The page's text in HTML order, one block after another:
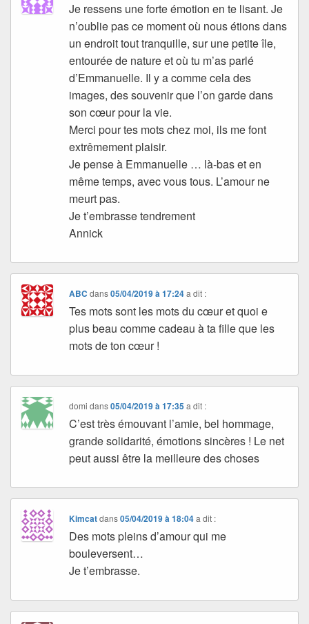
Je ressens une forte émotion en te lisant. Je
n’oublie pas ce moment où nous étions dans
un endroit tout tranquille, sur une petite île,
entourée de nature et où tu m’as parlé
d’Emmanuelle. Il y a comme cela des
images, des souvenir que l’on garde dans
son cœur pour la vie.
Merci pour tes mots chez moi, ils me font
extrêmement plaisir.
Je pense à Emmanuelle … là-bas et en
même temps, avec vous tous. L’amour ne
meurt pas.
Je t’embrasse tendrement
Annick
ABC dans05/04/2019 à 17:24 a dit :
Tes mots sont les mots du cœur et quoi e
plus beau comme cadeau à ta fille que les
mots de ton cœur !
domi dans05/04/2019 à 17:35 a dit :
C’est très émouvant l’amie, bel hommage,
grande solidarité, émotions sincères ! Le net
peut aussi être la meilleure des choses
Kimcatdans05/04/2019 à 18:04 a dit :
Des mots pleins d’amour qui me
bouleversent…
Je t’embrasse.